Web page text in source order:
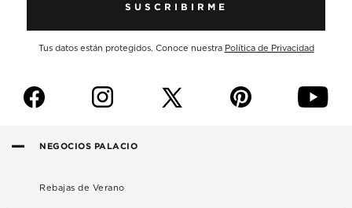
SUSCRIBIRME
Tus datos están protegidos. Conoce nuestra Política de Privacidad
f i p y
NEGOCIOS PALACIO
Rebajas de Verano